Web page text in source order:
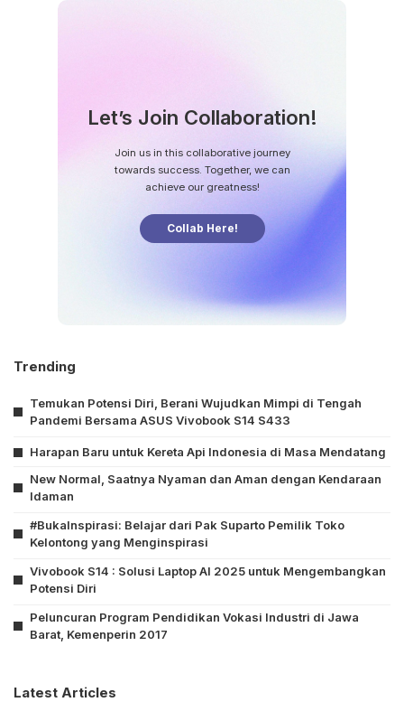
Let’s Join Collaboration!
Join us in this collaborative journey
towards success. Together, we can
achieve our greatness!
Collab Here!
Trending
Temukan Potensi Diri, Berani Wujudkan Mimpi di Tengah
Pandemi Bersama ASUS Vivobook S14 S433
Harapan Baru untuk Kereta Api Indonesia di Masa Mendatang
New Normal, Saatnya Nyaman dan Aman dengan Kendaraan
Idaman
#BukaInspirasi: Belajar dari Pak Suparto Pemilik Toko
Kelontong yang Menginspirasi
Vivobook S14 : Solusi Laptop AI 2025 untuk Mengembangkan
Potensi Diri
Peluncuran Program Pendidikan Vokasi Industri di Jawa
Barat, Kemenperin 2017
Latest Articles